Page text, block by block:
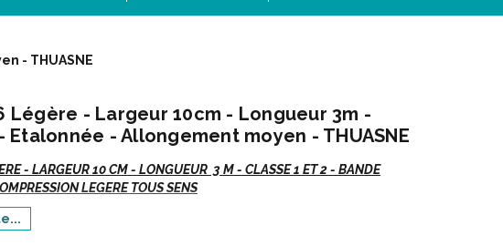
- THUASNE
Légère - Largeur 10cm - Longueur 3m -
Etalonnée - Allongement moyen - THUASNE
- LARGEUR 10 CM - LONGUEUR 3 M - CLASSE 1 ET 2 - BANDE
LEGERE TOUS SENS